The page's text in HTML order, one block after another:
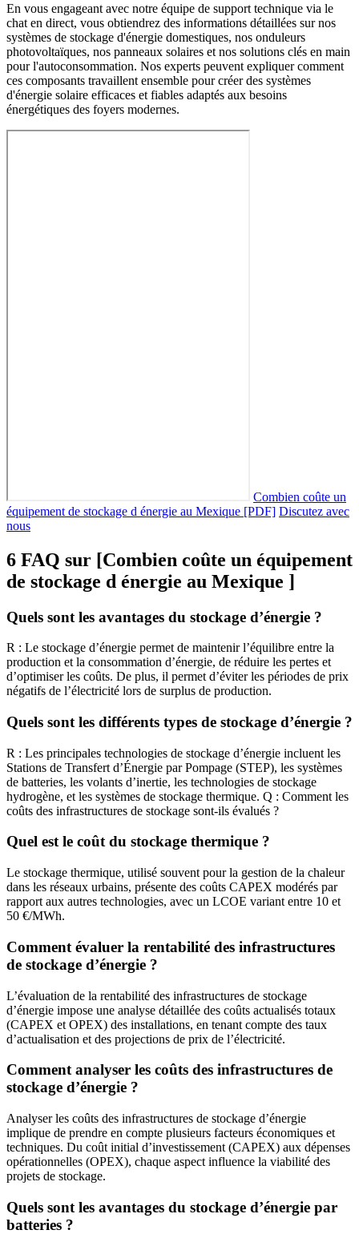
En vous engageant avec notre équipe de support technique via le
chat en direct, vous obtiendrez des informations détaillées sur nos
systèmes de stockage d'énergie domestiques, nos onduleurs
photovoltaïques, nos panneaux solaires et nos solutions clés en main
pour l'autoconsommation. Nos experts peuvent expliquer comment
ces composants travaillent ensemble pour créer des systèmes
d'énergie solaire efficaces et fiables adaptés aux besoins
énergétiques des foyers modernes.
Combien coûte un
équipement de stockage d énergie au Mexique [PDF] Discutez avec
nous
6 FAQ sur [Combien coûte un équipement
de stockage d énergie au Mexique ]
Quels sont les avantages du stockage d’énergie ?
R : Le stockage d’énergie permet de maintenir l’équilibre entre la
production et la consommation d’énergie, de réduire les pertes et
d’optimiser les coûts. De plus, il permet d’éviter les périodes de prix
négatifs de l’électricité lors de surplus de production.
Quels sont les différents types de stockage d’énergie ?
R : Les principales technologies de stockage d’énergie incluent les
Stations de Transfert d’Énergie par Pompage (STEP), les systèmes
de batteries, les volants d’inertie, les technologies de stockage
hydrogène, et les systèmes de stockage thermique. Q : Comment les
coûts des infrastructures de stockage sont-ils évalués ?
Quel est le coût du stockage thermique ?
Le stockage thermique, utilisé souvent pour la gestion de la chaleur
dans les réseaux urbains, présente des coûts CAPEX modérés par
rapport aux autres technologies, avec un LCOE variant entre 10 et
50 €/MWh.
Comment évaluer la rentabilité des infrastructures
de stockage d’énergie ?
L’évaluation de la rentabilité des infrastructures de stockage
d’énergie impose une analyse détaillée des coûts actualisés totaux
(CAPEX et OPEX) des installations, en tenant compte des taux
d’actualisation et des projections de prix de l’électricité.
Comment analyser les coûts des infrastructures de
stockage d’énergie ?
Analyser les coûts des infrastructures de stockage d’énergie
implique de prendre en compte plusieurs facteurs économiques et
techniques. Du coût initial d’investissement (CAPEX) aux dépenses
opérationnelles (OPEX), chaque aspect influence la viabilité des
projets de stockage.
Quels sont les avantages du stockage d’énergie par
batteries ?